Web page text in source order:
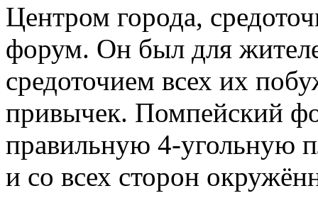
Центром города,
форум. Он был для
средоточием всех их
привычек. Помпейский
правильную 4-угольную
и со всех сторон